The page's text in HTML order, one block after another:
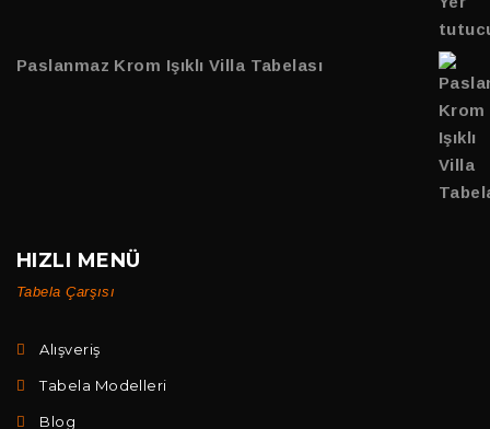
Paslanmaz Krom Işıklı Villa Tabelası
HIZLI MENÜ
Tabela Çarşısı
Alışveriş
Tabela Modelleri
Blog